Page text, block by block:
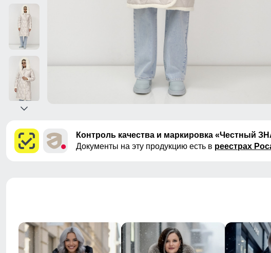
Контроль качества и маркировка «Честный
Документы на эту продукцию есть в реестрах